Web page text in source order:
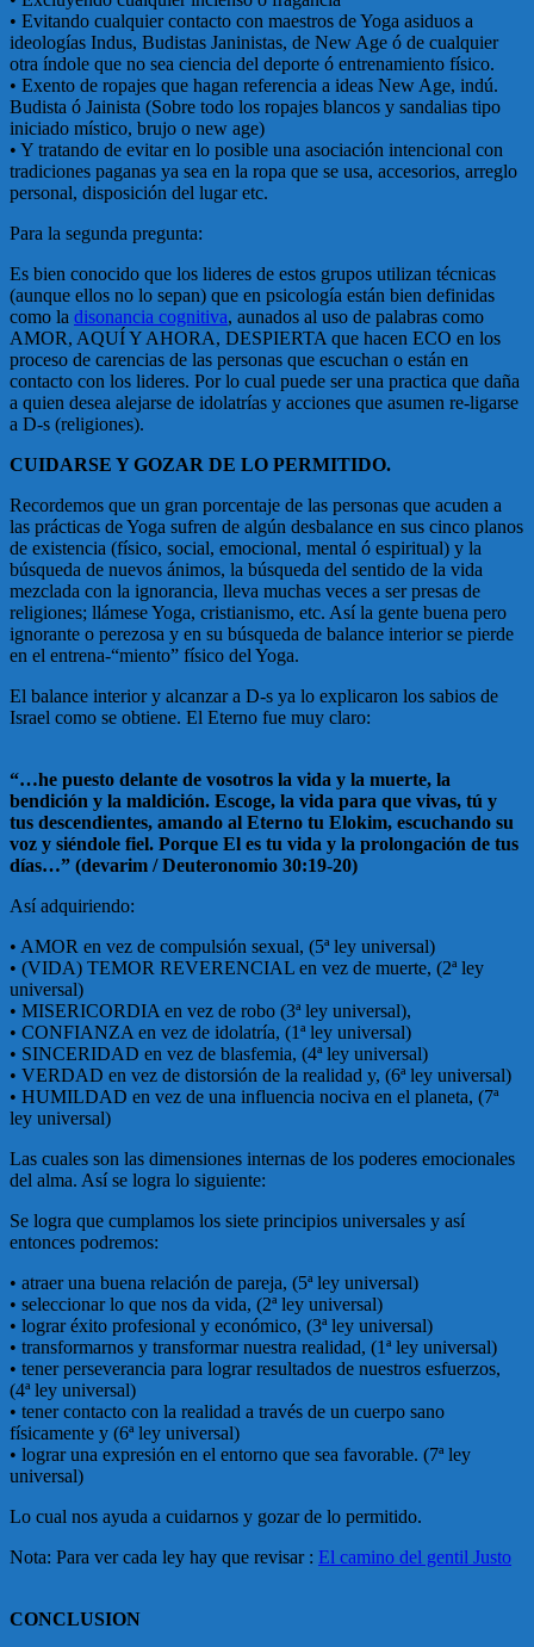
• Evitando cualquier contacto con maestros de Yoga asiduos a
ideologías Indus, Budistas Janinistas, de New Age ó de cualquier
otra índole que no sea ciencia del deporte ó entrenamiento físico.
• Exento de ropajes que hagan referencia a ideas New Age, indú.
Budista ó Jainista (Sobre todo los ropajes blancos y sandalias tipo
iniciado místico, brujo o new age)
• Y tratando de evitar en lo posible una asociación intencional con
tradiciones paganas ya sea en la ropa que se usa, accesorios, arreglo
personal, disposición del lugar etc.
Para la segunda pregunta:
Es bien conocido que los lideres de estos grupos utilizan técnicas
(aunque ellos no lo sepan) que en psicología están bien definidas
como la disonancia cognitiva, aunados al uso de palabras como
AMOR, AQUÍ Y AHORA, DESPIERTA que hacen ECO en los
proceso de carencias de las personas que escuchan o están en
contacto con los lideres. Por lo cual puede ser una practica que daña
a quien desea alejarse de idolatrías y acciones que asumen re-ligarse
a D-s (religiones).
CUIDARSE Y GOZAR DE LO PERMITIDO.
Recordemos que un gran porcentaje de las personas que acuden a
las prácticas de Yoga sufren de algún desbalance en sus cinco planos
de existencia (físico, social, emocional, mental ó espiritual) y la
búsqueda de nuevos ánimos, la búsqueda del sentido de la vida
mezclada con la ignorancia, lleva muchas veces a ser presas de
religiones; llámese Yoga, cristianismo, etc. Así la gente buena pero
ignorante o perezosa y en su búsqueda de balance interior se pierde
en el entrena-“miento” físico del Yoga.
El balance interior y alcanzar a D-s ya lo explicaron los sabios de
Israel como se obtiene. El Eterno fue muy claro:
“…he puesto delante de vosotros la vida y la muerte, la
bendición y la maldición. Escoge, la vida para que vivas, tú y
tus descendientes, amando al Eterno tu Elokim, escuchando su
voz y siéndole fiel. Porque El es tu vida y la prolongación de tus
días…” (devarim / Deuteronomio 30:19-20)
Así adquiriendo:
• AMOR en vez de compulsión sexual, (5ª ley universal)
• (VIDA) TEMOR REVERENCIAL en vez de muerte, (2ª ley
universal)
• MISERICORDIA en vez de robo (3ª ley universal),
• CONFIANZA en vez de idolatría, (1ª ley universal)
• SINCERIDAD en vez de blasfemia, (4ª ley universal)
• VERDAD en vez de distorsión de la realidad y, (6ª ley universal)
• HUMILDAD en vez de una influencia nociva en el planeta, (7ª
ley universal)
Las cuales son las dimensiones internas de los poderes emocionales
del alma. Así se logra lo siguiente:
Se logra que cumplamos los siete principios universales y así
entonces podremos:
• atraer una buena relación de pareja, (5ª ley universal)
• seleccionar lo que nos da vida, (2ª ley universal)
• lograr éxito profesional y económico, (3ª ley universal)
• transformarnos y transformar nuestra realidad, (1ª ley universal)
• tener perseverancia para lograr resultados de nuestros esfuerzos,
(4ª ley universal)
• tener contacto con la realidad a través de un cuerpo sano
físicamente y (6ª ley universal)
• lograr una expresión en el entorno que sea favorable. (7ª ley
universal)
Lo cual nos ayuda a cuidarnos y gozar de lo permitido.
Nota: Para ver cada ley hay que revisar : El camino del gentil Justo
CONCLUSION